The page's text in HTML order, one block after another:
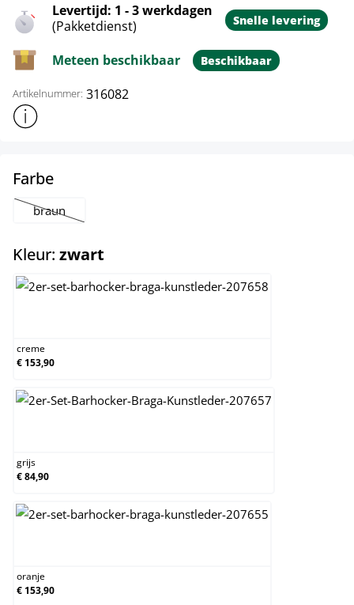
Levertijd: 1 - 3 werkdagen
(Pakketdienst)
Snelle levering
Meteen beschikbaar Beschikbaar
Artikelnummer: 316082
Toon meer productinformatie
Farbeselect
braun
(Deze optie is momenteel niet beschikbaar.)
Kleur: zwart
creme
€ 153,90
grijs
€ 84,90
oranje
€ 153,90